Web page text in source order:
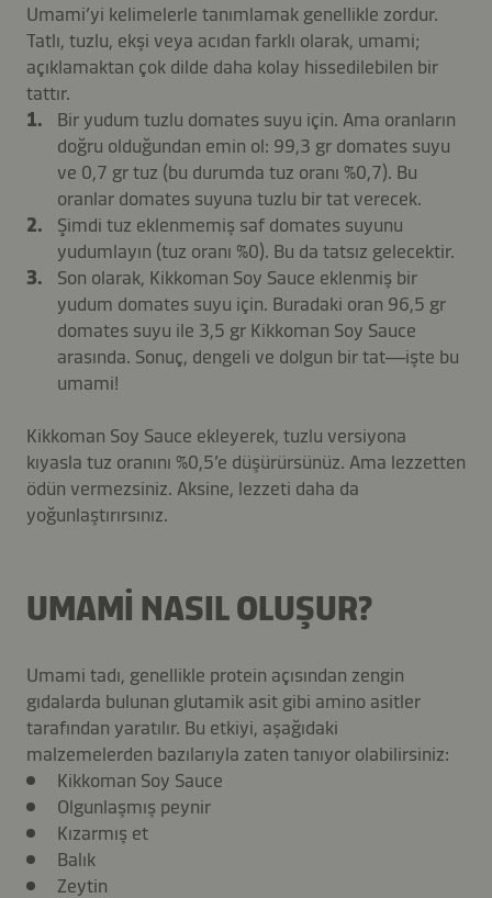
Umami’yi kelimelerle tanımlamak genellikle zordur.
Tatlı, tuzlu, ekşi veya acıdan farklı olarak, umami;
açıklamaktan çok dilde daha kolay hissedilebilen bir
tattır.
Bir yudum tuzlu domates suyu için. Ama oranların
doğru olduğundan emin ol: 99,3 gr domates suyu
ve 0,7 gr tuz (bu durumda tuz oranı %0,7). Bu
oranlar domates suyuna tuzlu bir tat verecek.
Şimdi tuz eklenmemiş saf domates suyunu
yudumlayın (tuz oranı %0). Bu da tatsız gelecektir.
Son olarak, Kikkoman Soy Sauce eklenmiş bir
yudum domates suyu için. Buradaki oran 96,5 gr
domates suyu ile 3,5 gr Kikkoman Soy Sauce
arasında. Sonuç, dengeli ve dolgun bir tat—işte bu
umami!
Kikkoman Soy Sauce ekleyerek, tuzlu versiyona
kıyasla tuz oranını %0,5’e düşürürsünüz. Ama lezzetten
ödün vermezsiniz. Aksine, lezzeti daha da
yoğunlaştırırsınız.
UMAMI NASIL OLUŞUR?
Umami tadı, genellikle protein açısından zengin
gıdalarda bulunan glutamik asit gibi amino asitler
tarafından yaratılır. Bu etkiyi, aşağıdaki
malzemelerden bazılarıyla zaten tanıyor olabilirsiniz:
Kikkoman Soy Sauce
Olgunlaşmış peynir
Kızarmış et
Balık
Zeytin